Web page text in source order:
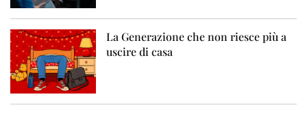
La Generazione che non riesce più a
uscire di casa